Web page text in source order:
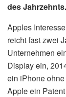
des Jahrzehnts.
Apples
reicht fast zwei
Unternehmen
Display ein,
ein iPhone
Apple ein